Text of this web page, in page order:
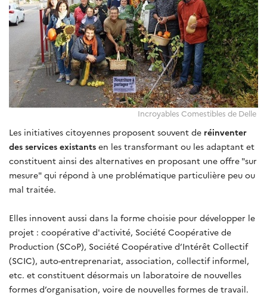
Incroyables Comestibles de Delle
Les initiatives citoyennes proposent souvent de réinventer
des services existants en les transformant ou les adaptant et
constituent ainsi des alternatives en proposant une offre "sur
mesure" qui répond à une problématique particulière peu ou
mal traitée.
Elles innovent aussi dans la forme choisie pour développer le
projet : coopérative d'activité, Société Coopérative de
Production (SCoP), Société Coopérative d’Intérêt Collectif
(SCIC), auto-entreprenariat, association, collectif informel,
etc. et constituent désormais un laboratoire de nouvelles
formes d’organisation, voire de nouvelles formes de travail.